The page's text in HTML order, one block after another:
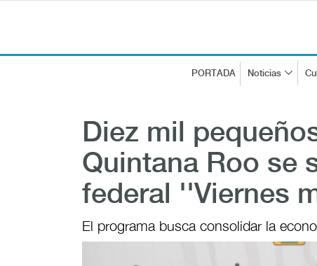
PORTADA Noticias
Diez mil
Quintana Roo se
federal ''Viernes
El programa busca consolidar la